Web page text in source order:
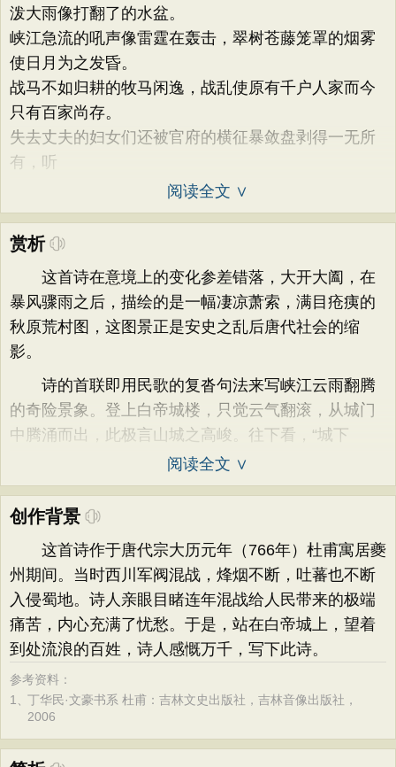
泼大雨像打翻了的水盆。
峡江急流的吼声像雷霆在轰击，翠树苍藤笼罩的烟雾
使日月为之发昏。
战马不如归耕的牧马闲逸，战乱使原有千户人家而今
只有百家尚存。
失去丈夫的妇女们还被官府的横征暴敛盘剥得一无所
有，听
阅读全文 ∨
赏析
这首诗在意境上的变化参差错落，大开大阖，在
暴风骤雨之后，描绘的是一幅凄凉萧索，满目疮痍的
秋原荒村图，这图景正是安史之乱后唐代社会的缩
影。
诗的首联即用民歌的复沓句法来写峡江云雨翻腾
的奇险景象。登上白帝城楼，只觉云气翻滚，从城门
中腾涌而出，此极言山城之高峻。往下看，“城下
阅读全文 ∨
创作背景
这首诗作于唐代宗大历元年（766年）杜甫寓居夔
州期间。当时西川军阀混战，烽烟不断，吐蕃也不断
入侵蜀地。诗人亲眼目睹连年混战给人民带来的极端
痛苦，内心充满了忧愁。于是，站在白帝城上，望着
到处流浪的百姓，诗人感慨万千，写下此诗。
参考资料：
1、丁华民·文豪书系 杜甫：吉林文史出版社，吉林音像出版社，
2006